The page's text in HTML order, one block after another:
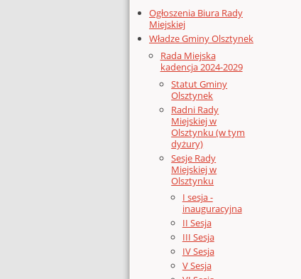
Ogłoszenia Biura Rady
Miejskiej
Władze Gminy Olsztynek
Rada Miejska
kadencja 2024-2029
Statut Gminy
Olsztynek
Radni Rady
Miejskiej w
Olsztynku (w tym
dyżury)
Sesje Rady
Miejskiej w
Olsztynku
I sesja -
inauguracyjna
II Sesja
III Sesja
IV Sesja
V Sesja